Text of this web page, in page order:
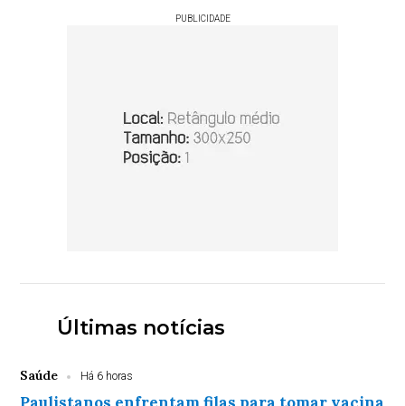
PUBLICIDADE
Últimas notícias
Saúde Há 6 horas